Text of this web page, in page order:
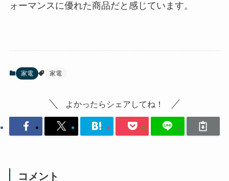
ォーマンスに優れた商品だと感じています。
家電 家電
よかったらシェアしてね！
コメント